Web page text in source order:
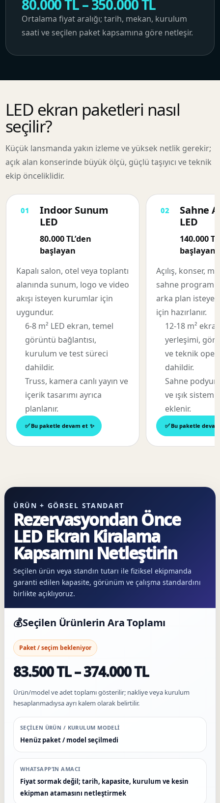
80.000 TL – 350.000 TL
Ortalama fiyat aralığı; tarih, mekan, kurulum
saati ve seçilen paket kapsamına göre netleşir.
LED ekran paketleri nasıl
seçilir?
Küçük lansmanda yakın izleme ve yüksek netlik gerekir;
açık alan konserinde büyük ölçü, güçlü taşıyıcı ve teknik
ekip önceliklidir.
Indoor Sunum
LED
80.000 TL’den
başlayan
Kapalı salon, otel veya toplantı
alanında sunum, logo ve video
akışı isteyen kurumlar için
uygundur.
6-8 m² LED ekran, temel
görüntü bağlantısı,
kurulum ve test süreci
dahildir.
Truss, kamera canlı yayın ve
içerik tasarımı ayrıca
planlanır.
Bu paketle devam et
Sahne
LED
140.000
başlayan
Açılış, konser,
sahne
arka plan
için hazırlanır.
12-18 m²
yerleşimi,
ve teknik
dahildir.
Sahne
ve ışık
eklenir.
Bu paketle
ÜRÜN + GÖRSEL STANDART
Rezervasyondan Önce
LED Ekran Kiralama
Kapsamını Netleştirin
Seçilen ürün veya standın tutarı ile fiziksel ekipmanda
garanti edilen kapasite, görünüm ve çalışma standardını
birlikte açıklıyoruz.
💰Seçilen Ürünlerin Ara Toplamı
Paket / seçim bekleniyor
83.500 TL – 374.000 TL
Ürün/model ve adet toplamı gösterilir; nakliye veya kurulum
hesaplanmadıysa ayrı kalem olarak belirtilir.
SEÇILEN ÜRÜN / KURULUM MODELI
Henüz paket / model seçilmedi
WHATSAPP’IN AMACI
Fiyat sormak değil; tarih, kapasite, kurulum ve kesin
ekipman atamasını netleştirmek